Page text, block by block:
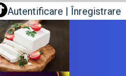
Autentificare | Înregistrare